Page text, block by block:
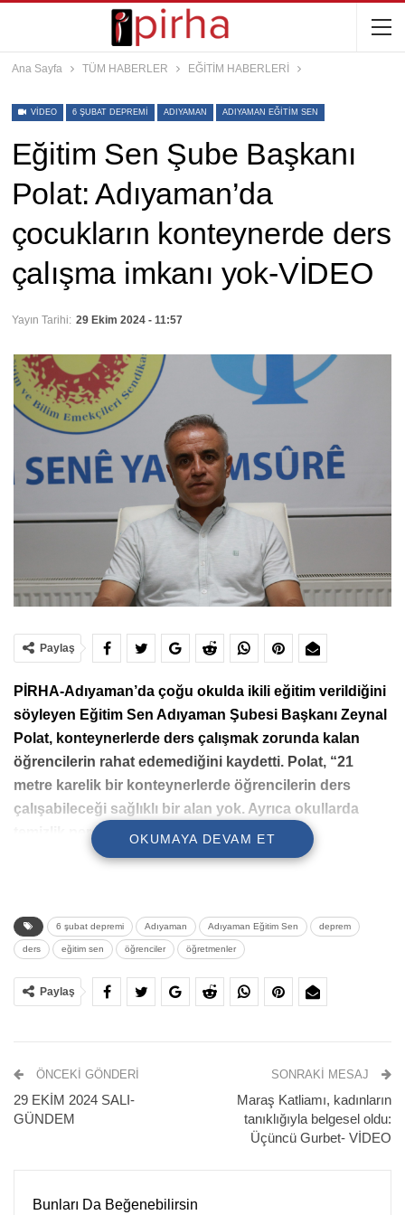
Ana Sayfa TÜM HABERLER EĞİTİM HABERLERİ
VIDEO 6 ŞUBAT DEPREMI ADIYAMAN ADIYAMAN EĞITIM SEN
Eğitim Sen Şube Başkanı
Polat: Adıyaman’da
çocukların konteynerde ders
çalışma imkanı yok-VİDEO
Yayın Tarihi: 29 Ekim 2024 - 11:57
Paylaş
PİRHA-Adıyaman’da çoğu okulda ikili eğitim verildiğini
söyleyen Eğitim Sen Adıyaman Şubesi Başkanı Zeynal
Polat, konteynerlerde ders çalışmak zorunda kalan
öğrencilerin rahat edemediğini kaydetti. Polat, “21
metre karelik bir konteynerlerde öğrencilerin ders
çalışabileceği sağlıklı bir alan yok. Ayrıca okullarda
temizlik personeline ihtiyaç var” dedi.
Adıyaman’da 6 Şubat depremiyle birlikte hasar alan
okullarda ders verilemediği için binlerce çocuk ikili eğitim
(yarım gün) almak zorunda kalıyor. Sabah erken okula
OKUMAYA DEVAM ET
6 şubat depremi Adıyaman Adıyaman Eğitim Sen deprem
ders eğitim sen öğrenciler öğretmenler
Paylaş
ÖNCEKI GÖNDERI
29 EKİM 2024 SALI-
GÜNDEM
SONRAKI MESAJ
Maraş Katliamı, kadınların
tanıklığıyla belgesel oldu:
Üçüncü Gurbet- VİDEO
Bunları Da Beğenebilirsin